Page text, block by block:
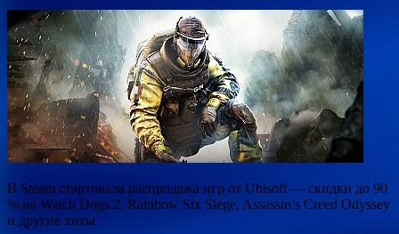
В Steam стартовала распродажа игр от Ubisoft — скидки до 90
% на Watch Dogs 2, Rainbow Six Siege, Assassin’s Creed Odyssey
и другие хиты